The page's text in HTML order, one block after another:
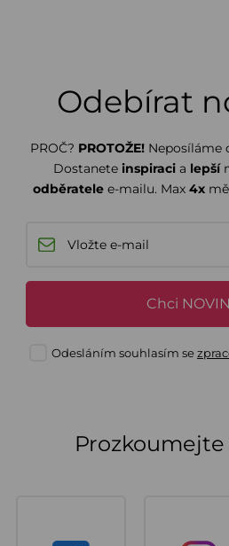
Odebírat
PROČ? PROTOŽE! Neposíláme
Dostanete inspiraci a lepší
odběratelee-mailu. Max 4x
Chci
Odesláním souhlasím se
Prozkoumejte